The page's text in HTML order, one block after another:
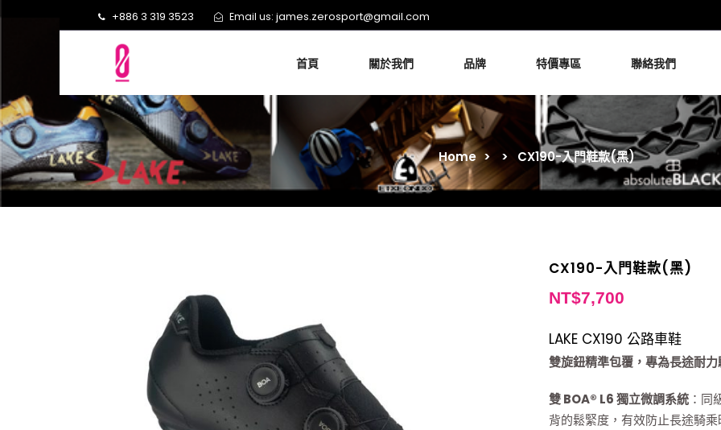
+886 3 319 3523 Email us: james.zerosport@gmail.com
首頁 關於我們 品牌 特價專區 聯絡我們
Home > > CX190-入門鞋款(黑)
CX190-入門鞋款(黑)
NT$7,700
LAKE CX190 公路車鞋
雙旋鈕精準包覆，專為長途耐
雙 BOA® L6 獨立微調系統 ：同
背的鬆緊度，有效防止長途騎乘